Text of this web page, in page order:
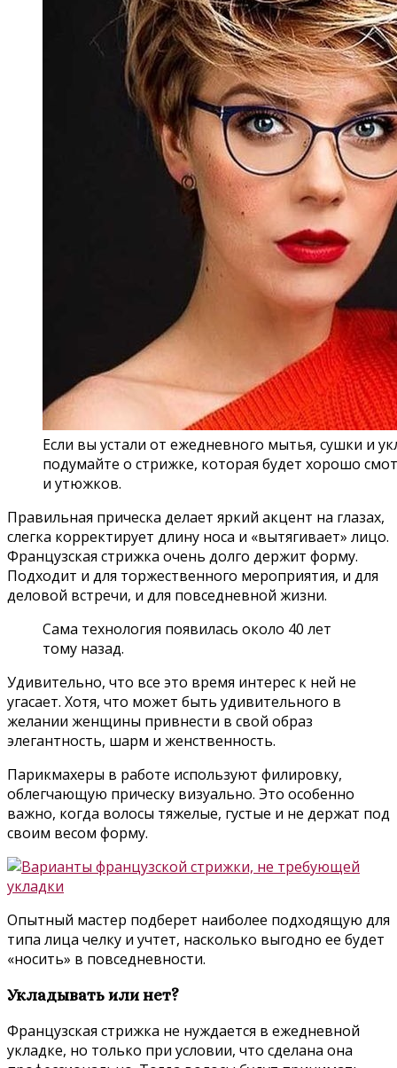
Если вы устали от ежедневного мытья, сушки и
подумайте о стрижке, которая будет хорошо
и утюжков.
Правильная прическа делает яркий акцент на глазах,
слегка корректирует длину носа и «вытягивает» лицо.
Французская стрижка очень долго держит форму.
Подходит и для торжественного мероприятия, и для
деловой встречи, и для повседневной жизни.
Сама технология появилась около 40 лет
тому назад.
Удивительно, что все это время интерес к ней не
угасает. Хотя, что может быть удивительного в
желании женщины привнести в свой образ
элегантность, шарм и женственность.
Парикмахеры в работе используют филировку,
облегчающую прическу визуально. Это особенно
важно, когда волосы тяжелые, густые и не держат под
своим весом форму.
Опытный мастер подберет наиболее подходящую для
типа лица челку и учтет, насколько выгодно ее будет
«носить» в повседневности.
Укладывать или нет?
Французская стрижка не нуждается в ежедневной
укладке, но только при условии, что сделана она